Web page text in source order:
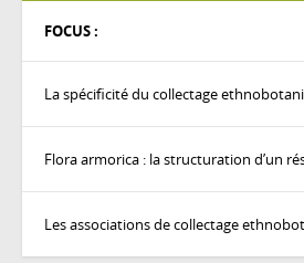
FOCUS :
La spécificité du collectage
Flora armorica : la structuration d’un
Les associations de collectage